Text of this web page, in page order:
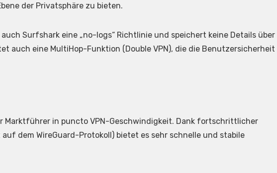
der Privatsphäre zu bieten.
Surfshark eine „no-logs“ Richtlinie und speichert keine Details über
auch eine MultiHop-Funktion (Double VPN), die die Benutzersicherheit
Marktführer in puncto VPN-Geschwindigkeit. Dank fortschrittlicher
dem WireGuard-Protokoll) bietet es sehr schnelle und stabile